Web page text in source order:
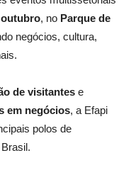
outubro, no Parque de
negócios, cultura,
de visitantes e
em negócios, a Efapi
polos de